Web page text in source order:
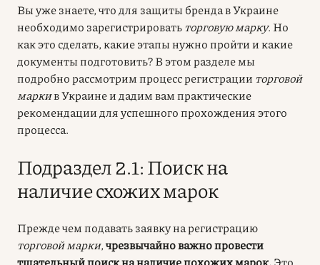
Вы уже знаете, что для защиты бренда в Украине
необходимо зарегистрировать торговую марку. Но
как это сделать, какие этапы нужно пройти и какие
документы подготовить? В этом разделе мы
подробно рассмотрим процесс регистрации торговой
маркив Украине и дадим вам практические
рекомендации для успешного прохождения этого
процесса.
Подраздел 2.1: Поиск на
наличие схожих марок
Прежде чем подавать заявку на регистрацию
торговой марки,чрезвычайно важно провести
тщательный поиск на наличие похожих марок.Это